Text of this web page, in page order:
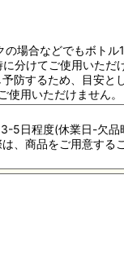
場合などでもボト
分けてご使用いただ
防するため、目安と
使用いただけません。
5日程度(休業日-欠品
、商品をご用意する